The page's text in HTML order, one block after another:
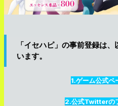
「イセハピ」の事前登録は
います。
1.ゲーム公式ペ
2.公式Twitterの